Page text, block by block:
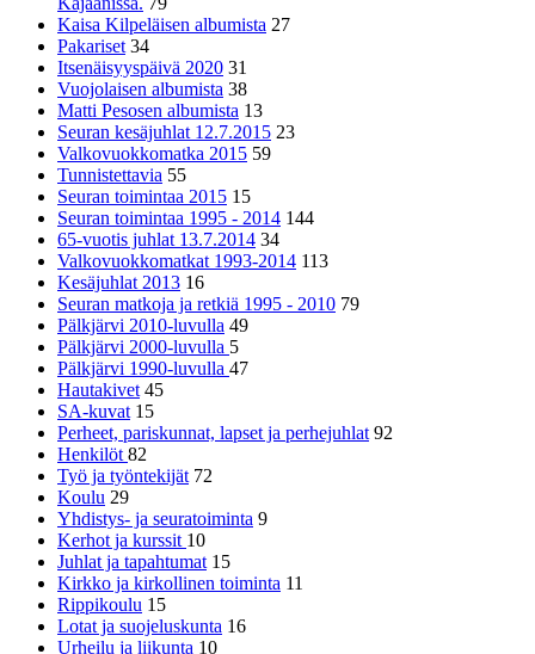
Kaisa Kilpeläisen albumista 27
Pakariset 34
Itsenäisyyspäivä 2020 31
Vuojolaisen albumista 38
Matti Pesosen albumista 13
Seuran kesäjuhlat 12.7.2015 23
Valkovuokkomatka 2015 59
Tunnistettavia 55
Seuran toimintaa 2015 15
Seuran toimintaa 1995 - 2014 144
65-vuotis juhlat 13.7.2014 34
Valkovuokkomatkat 1993-2014 113
Kesäjuhlat 2013 16
Seuran matkoja ja retkiä 1995 - 2010 79
Pälkjärvi 2010-luvulla 49
Pälkjärvi 2000-luvulla 5
Pälkjärvi 1990-luvulla 47
Hautakivet 45
SA-kuvat 15
Perheet, pariskunnat, lapset ja perhejuhlat 92
Henkilöt82
Työ ja työntekijät 72
Koulu 29
Yhdistys- ja seuratoiminta 9
Kerhot ja kurssit 10
Juhlat ja tapahtumat 15
Kirkko ja kirkollinen toiminta 11
Rippikoulu 15
Lotat ja suojeluskunta 16
Urheilu ja liikunta 10